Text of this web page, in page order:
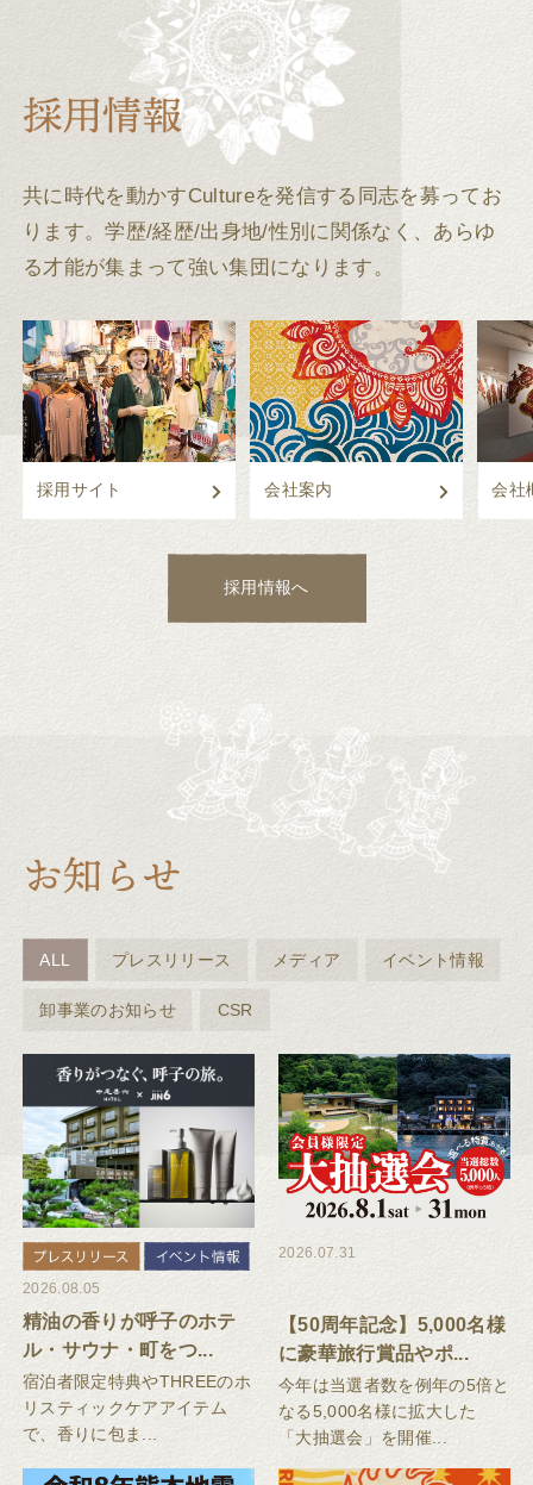
共に時代を動かすCultureを発信する同志を募ってお
ります。学歴/経歴/出身地/性別に関係なく、あらゆ
る才能が集まって強い集団になります。
採用サイト 会社案内 会社
採用情報へ
ALL プレスリリース メディア イベント情報
卸事業のお知らせ CSR
2026.08.05
精油の香りが呼子のホテ
ル・サウナ・町をつ...
宿泊者限定特典やTHREEのホ
リスティックケアアイテム
で、香りに包ま...
2026.07.31
【50周年記念】5,000名様
に豪華旅行賞品やポ...
今年は当選者数を例年の5倍と
なる5,000名様に拡大した
「大抽選会」を開催...